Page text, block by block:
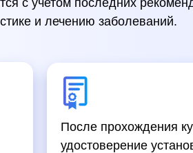
с учетом последних
и лечению заболеваний.
После прохождения
удостоверение